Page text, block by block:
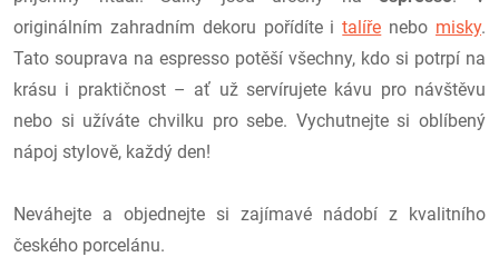
originálním zahradním dekoru pořídíte italíře nebo misky.
Tato souprava na espresso potěší všechny, kdo si potrpí na
krásu i praktičnost – ať už servírujete kávu pro návštěvu
nebo si užíváte chvilku pro sebe. Vychutnejte si oblíbený
nápoj stylově, každý den!
Neváhejte a objednejte si zajímavé nádobí z kvalitního
českého porcelánu.